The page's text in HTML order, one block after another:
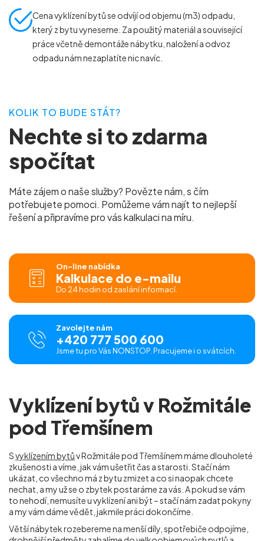
Cena vyklízení bytů se odvíjí od objemu (m3) odpadu,
který z bytu vyneseme. Za použitý materiál a související
práce včetně demontáže nábytku, naložení a odvoz
odpadu nám nezaplatíte nic navíc.
KOLIK TO BUDE STÁT?
Nechte si to zdarma
spočítat
Máte zájem o naše služby? Povězte nám, s čím
potřebujete pomoci. Pomůžeme vám najít to nejlepší
řešení a připravíme pro vás kalkulaci na míru.
On-line nabídka
Kalkulace do e-mailu
Do 24 hodin od zaslání informací.
Zavolejte nám
+420 777 500 600
Jsme tu pro Vás NONSTOP. Pracujeme i o svátcích.
Vyklízení bytů v Rožmitále
pod Třemšínem
Svyklízením bytův Rožmitále pod Třemšínem máme dlouholeté
zkušenosti a víme, jak vám ušetřit čas a starosti. Stačí nám
ukázat, co všechno má z bytu zmizet a co si naopak chcete
nechat, a my už se o zbytek postaráme za vás. A pokud se vám
to nehodí, nemusíte u vyklízení ani být – stačí nám zadat pokyny
a my vám dáme vědět, jakmile práci dokončíme.
Větší nábytek rozebereme na menší díly, spotřebiče odpojíme,